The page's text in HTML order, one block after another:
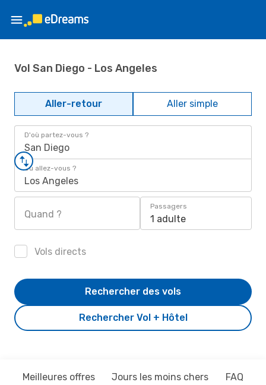
Vol San Diego - Los Angeles
Aller-retour Aller simple
D'où partez-vous ?
San Diego
Où allez-vous ?
Los Angeles
Quand ?
Passagers
1 adulte
Vols directs
Rechercher Vol + Hôtel
Rechercher des vols
Meilleures offres Jours les moins chers FAQ